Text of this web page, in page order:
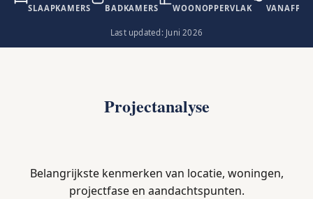
SLAAPKAMERS BADKAMERS WOONOPPERVLAK
Last updated: Juni 2026
Projectanalyse
Belangrijkste kenmerken van locatie, woningen,
projectfase en aandachtspunten.